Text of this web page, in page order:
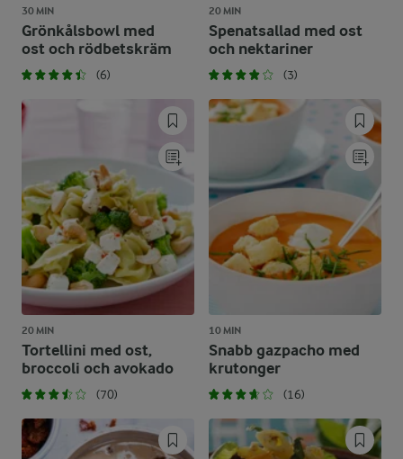
30 MIN
Grönkålsbowl med
ost och rödbetskräm
(6)
20 MIN
Spenatsallad med ost
och nektariner
(3)
20 MIN
Tortellini med ost,
broccoli och avokado
(70)
10 MIN
Snabb gazpacho med
krutonger
(16)